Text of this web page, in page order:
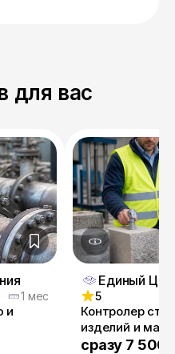
для вас
1 мес
и
Единый
5
Контролер
изделий и
сразу 7 500